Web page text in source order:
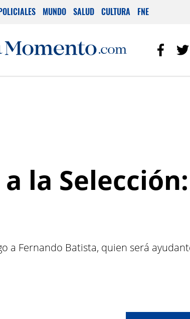
MUNDO SALUD CULTURA FNE
la
a Fernando Batista, quien será